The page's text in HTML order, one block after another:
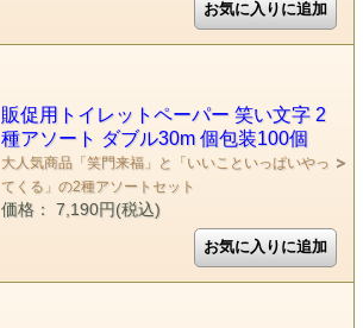
販促用トイレットペーパー 笑い文字 2
種アソート ダブル30m 個包装100個
大人気商品「笑門来福」と「いいこといっぱいやっ
てくる」の2種アソートセット
価格： 7,190円(税込)